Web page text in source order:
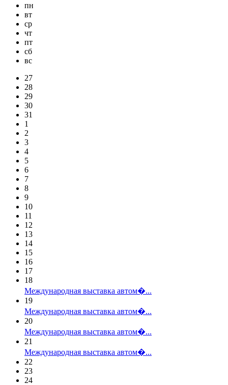
пн
вт
ср
чт
пт
сб
вс
27
28
29
30
31
1
2
3
4
5
6
7
8
9
10
11
12
13
14
15
16
17
18
Международная выставка автом�...
19
Международная выставка автом�...
20
Международная выставка автом�...
21
Международная выставка автом�...
22
23
24